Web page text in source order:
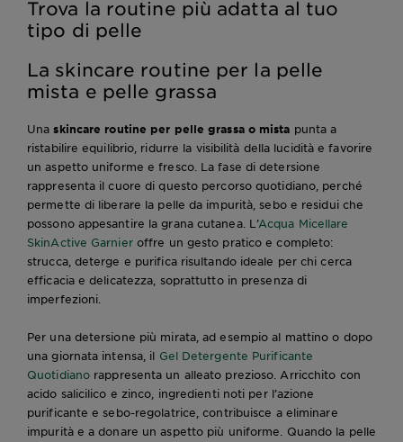
Trova la routine più adatta al tuo
tipo di pelle
La skincare routine per la pelle
mista e pelle grassa
Unaskincare routine per pelle grassa o mista punta a
ristabilire equilibrio, ridurre la visibilità della lucidità e favorire
un aspetto uniforme e fresco. La fase di detersione
rappresenta il cuore di questo percorso quotidiano, perché
permette di liberare la pelle da impurità, sebo e residui che
possono appesantire la grana cutanea. L’Acqua Micellare
SkinActive Garnieroffre un gesto pratico e completo:
strucca, deterge e purifica risultando ideale per chi cerca
efficacia e delicatezza, soprattutto in presenza di
imperfezioni.
Per una detersione più mirata, ad esempio al mattino o dopo
una giornata intensa, il Gel Detergente Purificante
Quotidiano rappresenta un alleato prezioso. Arricchito con
acido salicilico e zinco, ingredienti noti per l’azione
purificante e sebo-regolatrice, contribuisce a eliminare
impurità e a donare un aspetto più uniforme. Quando la pelle